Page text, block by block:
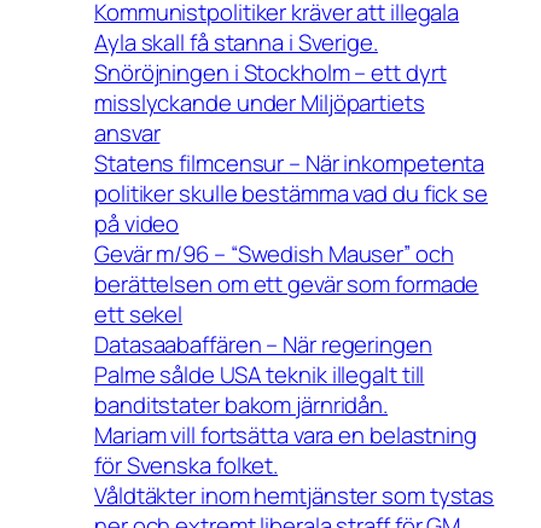
Kommunistpolitiker kräver att illegala
Ayla skall få stanna i Sverige.
Snöröjningen i Stockholm – ett dyrt
misslyckande under Miljöpartiets
ansvar
Statens filmcensur – När inkompetenta
politiker skulle bestämma vad du fick se
på video
Gevär m/96 – “Swedish Mauser” och
berättelsen om ett gevär som formade
ett sekel
Datasaabaffären – När regeringen
Palme sålde USA teknik illegalt till
banditstater bakom järnridån.
Mariam vill fortsätta vara en belastning
för Svenska folket.
Våldtäkter inom hemtjänster som tystas